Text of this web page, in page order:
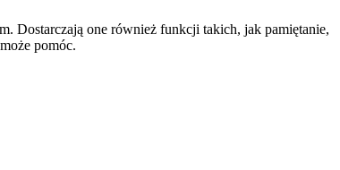
Dostarczają one również funkcji takich, jak pamiętanie,
pomóc.